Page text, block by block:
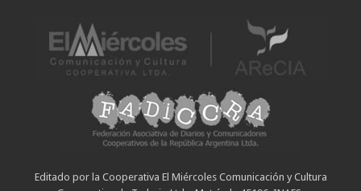
Editado por la Cooperativa El Miércoles Comunicación y Cultura